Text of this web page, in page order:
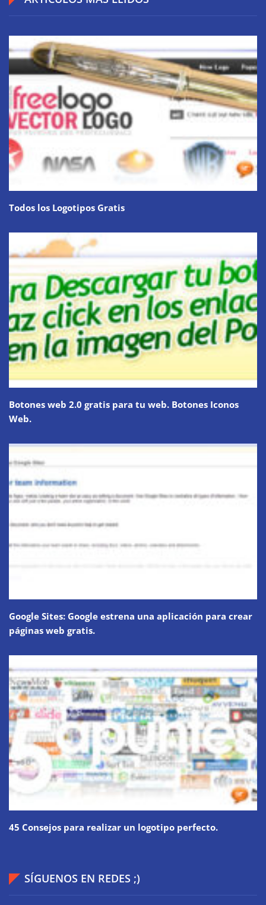
Todos los Logotipos Gratis
Botones web 2.0 gratis para tu web. Botones Iconos
Web.
Google Sites: Google estrena una aplicación para crear
páginas web gratis.
45 Consejos para realizar un logotipo perfecto.
SÍGUENOS EN REDES ;)